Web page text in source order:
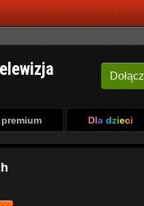
Dołącz
Dla dzieci